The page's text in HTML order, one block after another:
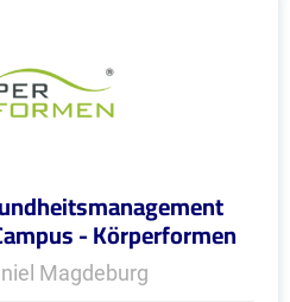
- Körperformen
Magdeburg